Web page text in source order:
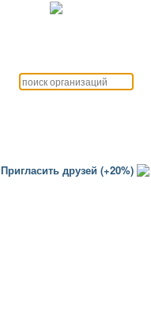
Пригласить друзей (+20%)